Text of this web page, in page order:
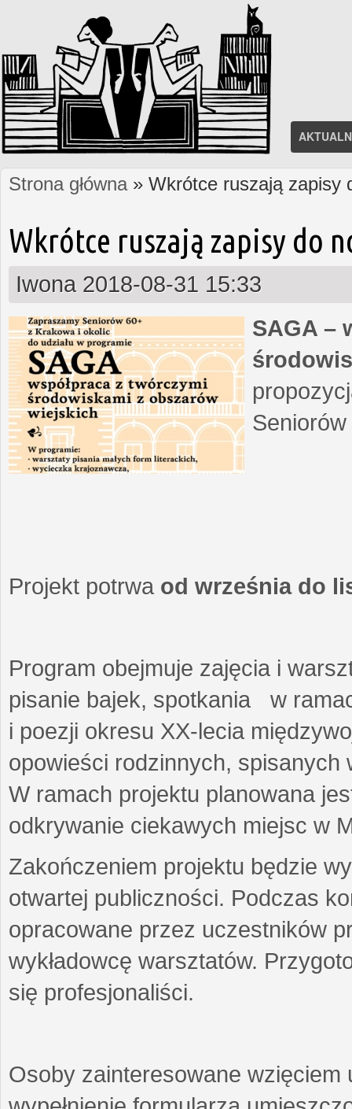
Jesteś tutaj
Strona główna» Wkrótce ruszają zapisy
Wkrótce ruszają zapisy do
Iwona 2018-08-31 15:33
SAGA –
Projekt potrwa od września do
Program obejmuje zajęcia i
pisanie bajek, spotkania w
i poezji okresu XX-lecia
opowieści rodzinnych,
W ramach projektu planowana
odkrywanie ciekawych miejsc w
Zakończeniem projektu będzie
otwartej publiczności. Podczas
opracowane przez uczestników
wykładowcę warsztatów.
się profesjonaliści.
Osoby zainteresowane wzięciem